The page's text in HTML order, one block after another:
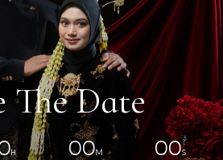
The Date
H 00M 00S